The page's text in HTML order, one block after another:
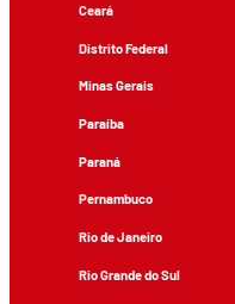
Ceará
Distrito Federal
Minas Gerais
Paraíba
Paraná
Pernambuco
Rio de Janeiro
Rio Grande do Sul